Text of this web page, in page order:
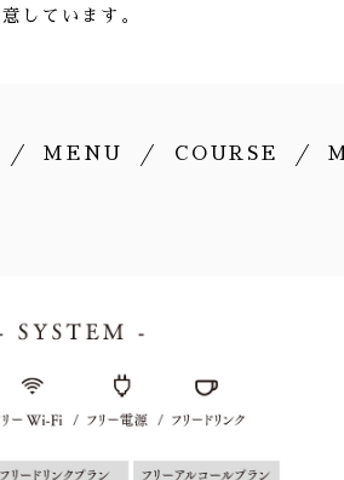
しています。
MENU COURSE